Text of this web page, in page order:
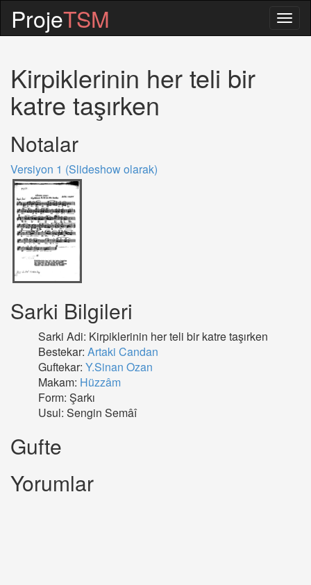
ProjeTSM
Kirpiklerinin her teli bir
katre taşırken
Notalar
Versiyon 1 (Slideshow olarak)
Sarki Bilgileri
Sarki Adi: Kirpiklerinin her teli bir katre taşırken
Bestekar: Artaki Candan
Guftekar: Y.Sinan Ozan
Makam: Hüzzâm
Form: Şarkı
Usul: Sengin Semâî
Gufte
Yorumlar